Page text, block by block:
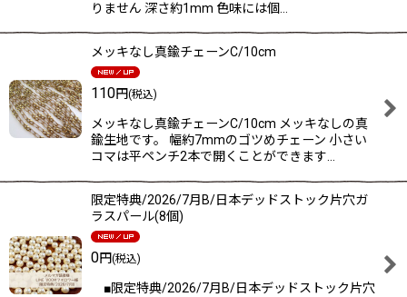
りません 深さ約1mm 色味には個…
メッキなし真鍮チェーンC/10cm
110円(税込)
メッキなし真鍮チェーンC/10cm メッキなしの真
鍮生地です。 幅約7mmのゴツめチェーン 小さい
コマは平ペンチ2本で開くことができます…
限定特典/2026/7月B/日本デッドストック片穴ガ
ラスパール(8個)
0円(税込)
■限定特典/2026/7月B/日本デッドストック片穴